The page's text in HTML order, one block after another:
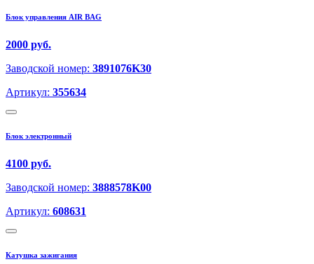
Блок управления AIR BAG
2000 руб.
Заводской номер: 3891076K30
Артикул: 355634
Блок электронный
4100 руб.
Заводской номер: 3888578K00
Артикул: 608631
Катушка зажигания